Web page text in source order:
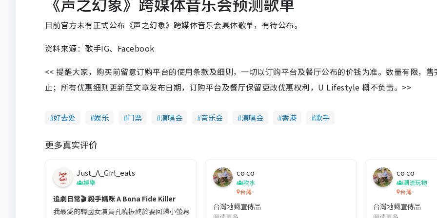
目前官方未有正式公布《声之幻象》跨媒体音乐会具体歌单，有待公布。
资料来源：歌手IG、Facebook
<< 提醒大家，购买前留意订购平台的使用条款及细则，一切以订购平台及餐厅公布的价钱为准。数量有限，售
止；所有优惠细则更新至文章发布日期，订购平台及餐厅保留更改优惠权利，U Lifestyle 概不负责。>>
好去处 娱乐 门票 演唱会 音乐会 演唱会 香港 歌手
更多真实评价
Just_A_Girl_eats
娛樂
追劇日常🎬 殺手媽咪 A Bona Fide Killer
我最愛的韓國女演員孔曉振終於要回歸小螢幕啦!這次的劇本改編自同名網絡漫畫,故事主軸圍繞女主角柳寶娜 —— 表面上是一
co co
吹水
台灣
台灣地鐵宣傳品
co co
潮流玩物
台灣
台灣地鐵宣傳品